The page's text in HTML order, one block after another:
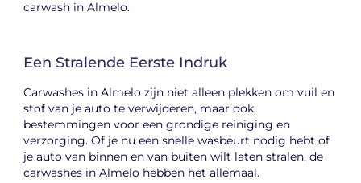
carwash in Almelo.
Een Stralende Eerste Indruk
Carwashes in Almelo zijn niet alleen plekken om vuil en
stof van je auto te verwijderen, maar ook
bestemmingen voor een grondige reiniging en
verzorging. Of je nu een snelle wasbeurt nodig hebt of
je auto van binnen en van buiten wilt laten stralen, de
carwashes in Almelo hebben het allemaal.